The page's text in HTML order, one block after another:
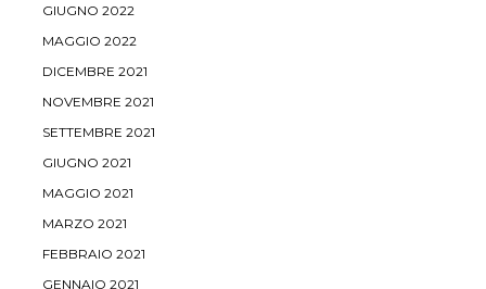
GIUGNO 2022
MAGGIO 2022
DICEMBRE 2021
NOVEMBRE 2021
SETTEMBRE 2021
GIUGNO 2021
MAGGIO 2021
MARZO 2021
FEBBRAIO 2021
GENNAIO 2021